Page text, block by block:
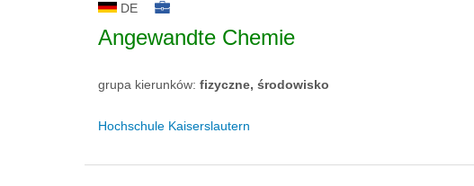
DE
Angewandte Chemie
grupa kierunków: fizyczne, środowisko
Hochschule Kaiserslautern